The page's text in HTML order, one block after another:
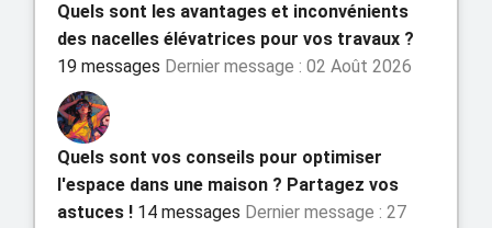
Quels sont les avantages et inconvénients
des nacelles élévatrices pour vos travaux ?
19 messages Dernier message : 02 Août 2026
Quels sont vos conseils pour optimiser
l'espace dans une maison ? Partagez vos
astuces ! 14 messages Dernier message : 27